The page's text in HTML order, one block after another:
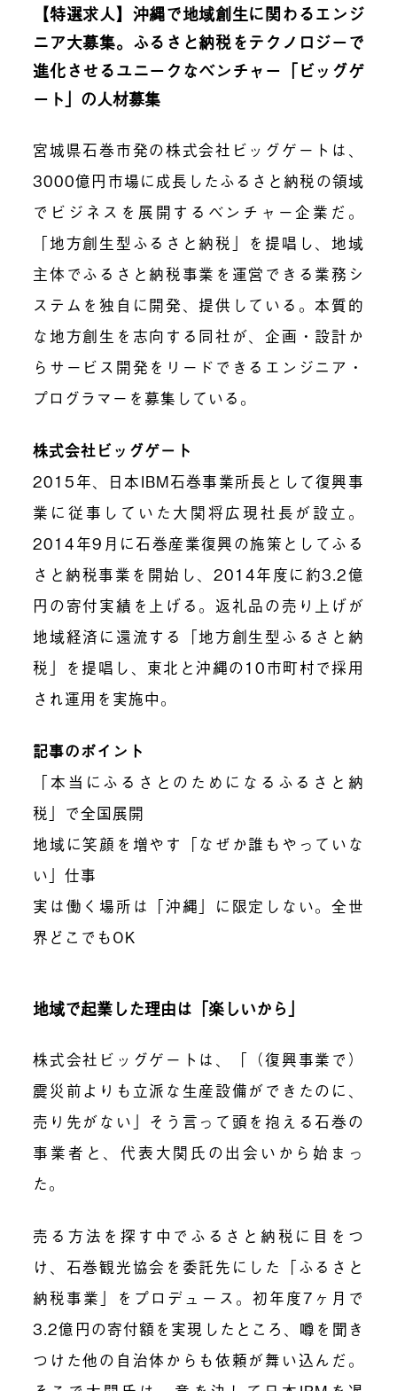
【特選求人】沖縄で地域創生に関わるエンジ
ニア大募集。ふるさと納税をテクノロジーで
進化させるユニークなベンチャー「ビッグゲ
ート」の人材募集
宮城県石巻市発の株式会社ビッグゲートは、
3000億円市場に成長したふるさと納税の領域
でビジネスを展開するベンチャー企業だ。
「地方創生型ふるさと納税」を提唱し、地域
主体でふるさと納税事業を運営できる業務シ
ステムを独自に開発、提供している。本質的
な地方創生を志向する同社が、企画・設計か
らサービス開発をリードできるエンジニア・
プログラマーを募集している。
株式会社ビッグゲート
2015年、日本IBM石巻事業所長として復興事
業に従事していた大関将広現社長が設立。
2014年9月に石巻産業復興の施策としてふる
さと納税事業を開始し、2014年度に約3.2億
円の寄付実績を上げる。返礼品の売り上げが
地域経済に還流する「地方創生型ふるさと納
税」を提唱し、東北と沖縄の10市町村で採用
され運用を実施中。
記事のポイント
「本当にふるさとのためになるふるさと納
税」で全国展開
地域に笑顔を増やす「なぜか誰もやっていな
い」仕事
実は働く場所は「沖縄」に限定しない。全世
界どこでもOK
地域で起業した理由は「楽しいから」
株式会社ビッグゲートは、「（復興事業で）
震災前よりも立派な生産設備ができたのに、
売り先がない」そう言って頭を抱える石巻の
事業者と、代表大関氏の出会いから始まっ
た。
売る方法を探す中でふるさと納税に目をつ
け、石巻観光協会を委託先にした「ふるさと
納税事業」をプロデュース。初年度7ヶ月で
3.2億円の寄付額を実現したところ、噂を聞き
つけた他の自治体からも依頼が舞い込んだ。